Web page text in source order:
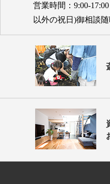
営業時間：9:00-
以外の祝日)御相談